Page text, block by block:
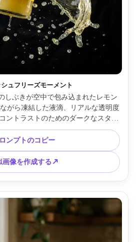
ュフリーズモーメント
しぶきが空中で包み込まれたレモン
がら凍結した液滴、リアルな透明度
ントラストのためのダークなスタジ
られたスライスされたレモン 2 個、
Z9 で撮影、70mm、f/8、超リア
ドラマチックで鮮明 --ar 4:5
ンプトのコピー
画像を作成する↗